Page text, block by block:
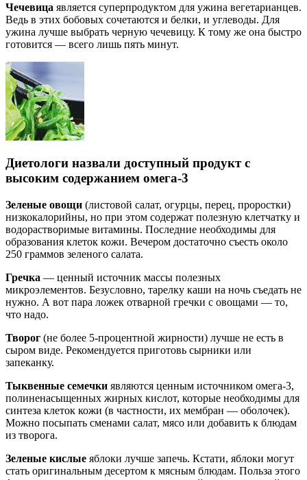
Чечевица является суперпродуктом для ужина вегетарианцев.
Ведь в этих бобовых сочетаются и белки, и углеводы. Для
ужина лучше выбрать черную чечевицу. К тому же она быстро
готовится — всего лишь пять минут.
Диетологи назвали доступный продукт с
высоким содержанием омега-3
Зеленые овощи (листовой салат, огурцы, перец, проростки)
низкокалорийны, но при этом содержат полезную клетчатку и
водорастворимые витамины. Последние необходимы для
образования клеток кожи. Вечером достаточно съесть около
250 граммов зеленого салата.
Гречка — ценный источник массы полезных
микроэлементов. Безусловно, тарелку каши на ночь съедать не
нужно. А вот пара ложек отварной гречки с овощами — то,
что надо.
Творог (не более 5-процентной жирности) лучше не есть в
сыром виде. Рекомендуется приготовь сырники или
запеканку.
Тыквенные семечки являются ценным источником омега-3,
полиненасыщенных жирных кислот, которые необходимы для
синтеза клеток кожи (в частности, их мембран — оболочек).
Можно посыпать сменами салат, мясо или добавить к блюдам
из творога.
Зеленые кислые яблоки лучше запечь. Кстати, яблоки могут
стать оригинальным десертом к мясным блюдам. Польза этого